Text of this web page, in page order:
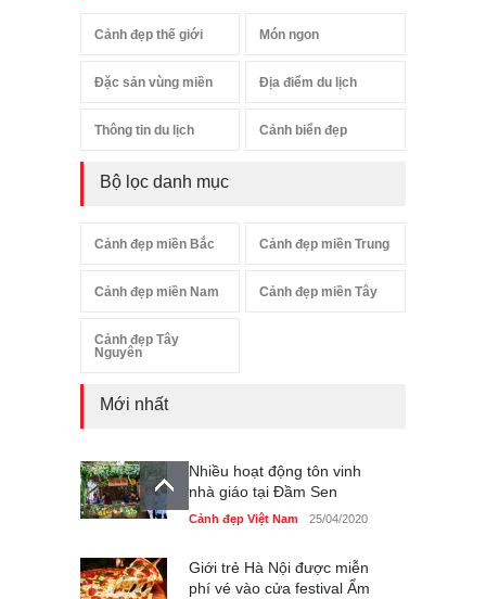
Cảnh đẹp thế giới Món ngon
Đặc sản vùng miền Địa điểm du lịch
Thông tin du lịch Cảnh biển đẹp
Bộ lọc danh mục
Cảnh đẹp miền Bắc Cảnh đẹp miền Trung
Cảnh đẹp miền Nam Cảnh đẹp miền Tây
Cảnh đẹp Tây
Nguyên
Mới nhất
Nhiều hoạt động tôn vinh
nhà giáo tại Đầm Sen
Cảnh đẹp Việt Nam 25/04/2020
Giới trẻ Hà Nội được miễn
phí vé vào cửa festival Ẩm